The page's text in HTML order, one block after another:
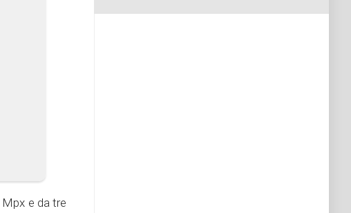
e da tre